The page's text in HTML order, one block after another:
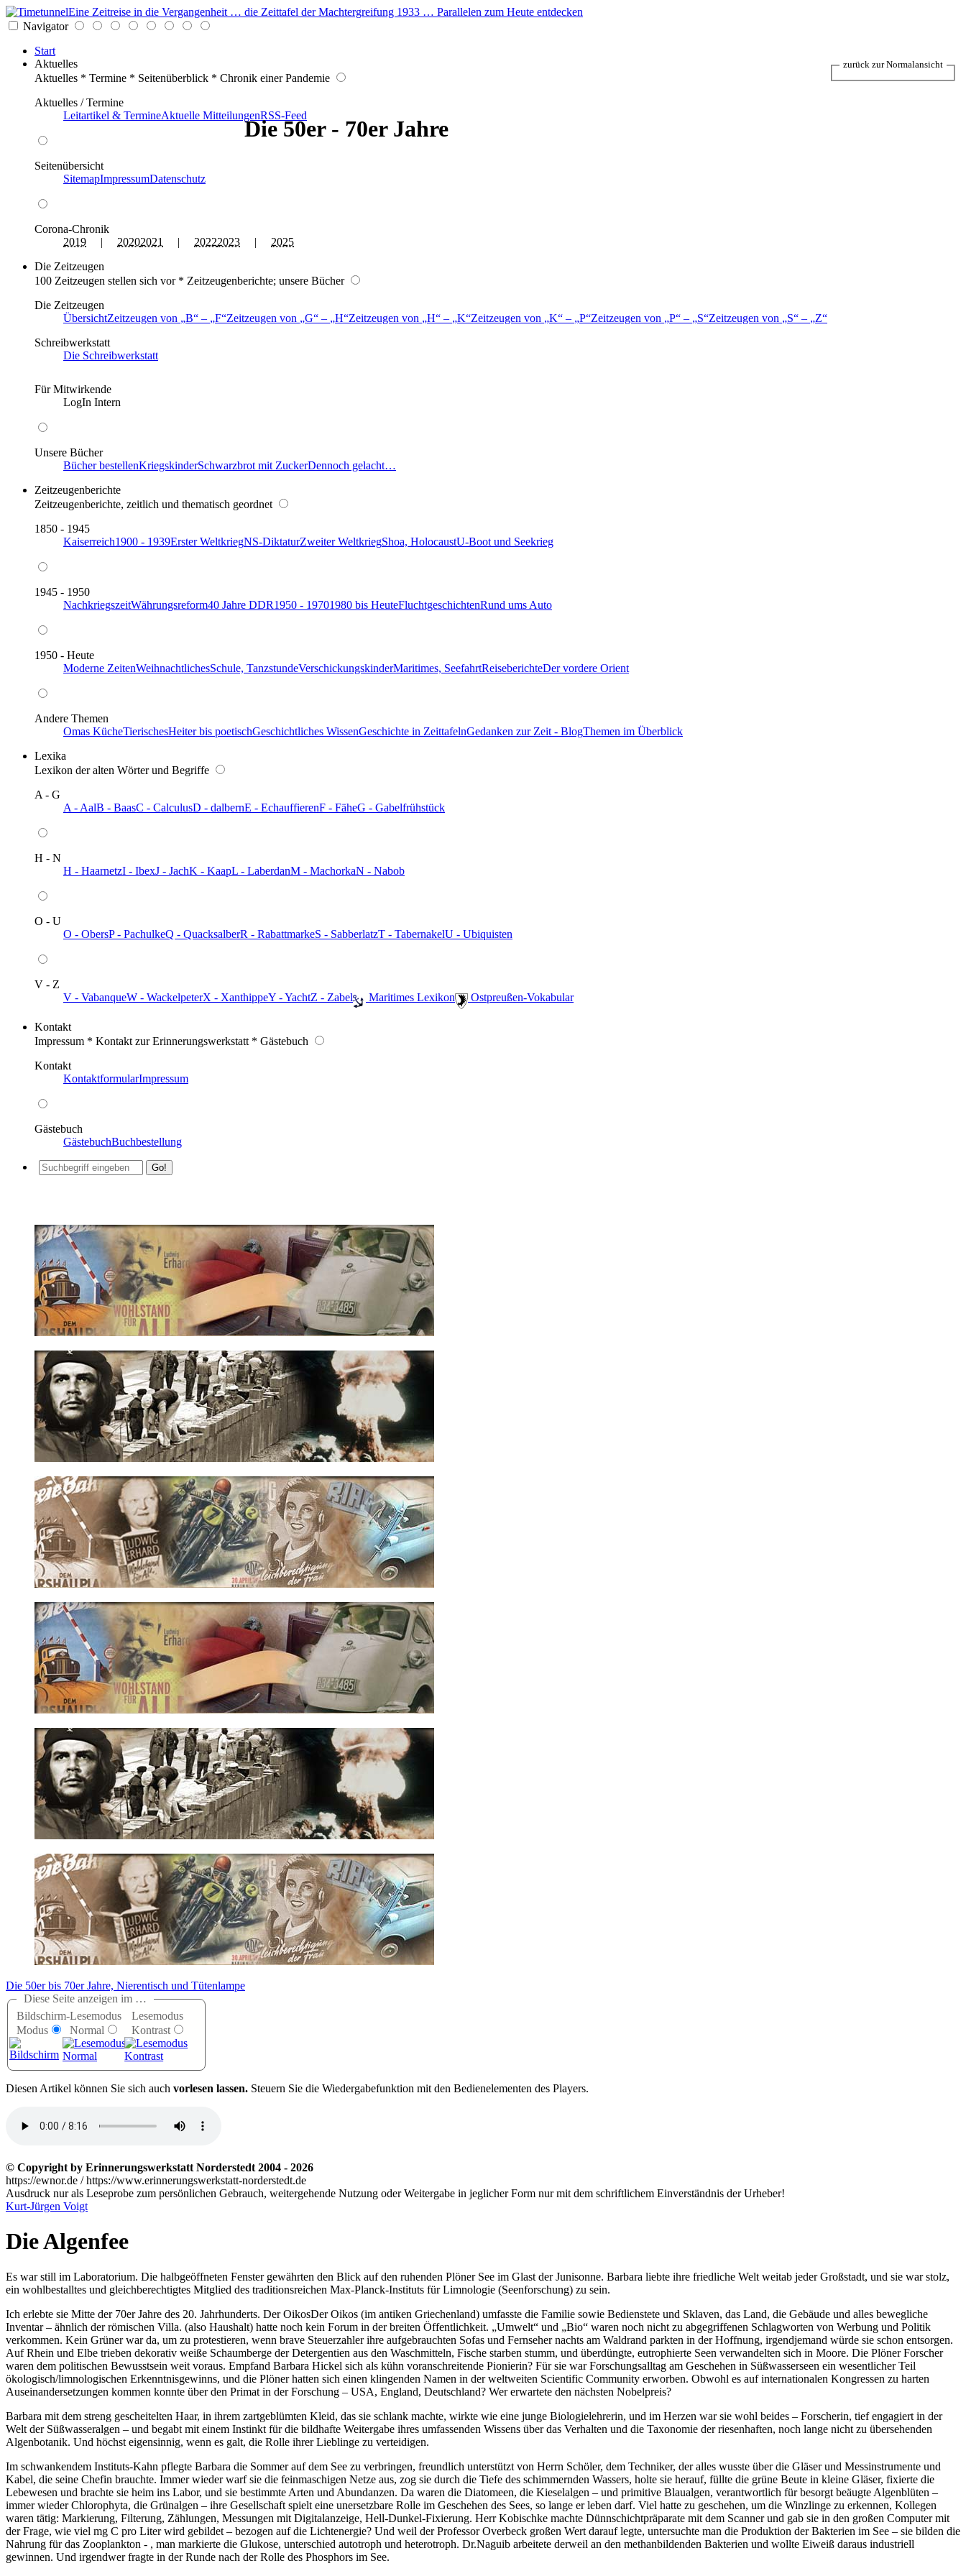
Eine Zeitreise in die Vergangenheit … die Zeittafel der Machtergreifung 1933 … Parallelen zum Heute entdecken
Navigator
Start
Aktuelles
Aktuelles * Termine * Seitenüberblick * Chronik einer Pandemie
Aktuelles / Termine
Leitartikel & TermineAktuelle MitteilungenRSS-Feed
Seitenübersicht
SitemapImpressumDatenschutz
Corona-Chronik
2019 | 20202021 | 20222023 | 2025
Die Zeitzeugen
100 Zeitzeugen stellen sich vor * Zeitzeugenberichte; unsere Bücher
Die Zeitzeugen
ÜbersichtZeitzeugen von B – F Zeitzeugen von G – H Zeitzeugen von H – K Zeitzeugen von K – P Zeitzeugen von P – S Zeitzeugen von S –
Z
Schreibwerkstatt
Die Schreibwerkstatt
Für Mitwirkende
LogIn Intern
Unsere Bücher
Bücher bestellenKriegskinderSchwarzbrot mit ZuckerDennoch gelacht…
Zeitzeugenberichte
Zeitzeugenberichte, zeitlich und thematisch geordnet
1850 - 1945
Kaiserreich1900 - 1939Erster WeltkriegNS-DiktaturZweiter WeltkriegShoa, HolocaustU-Boot und Seekrieg
1945 - 1950
NachkriegszeitWährungsreform40 Jahre DDR1950 - 19701980 bis HeuteFluchtgeschichtenRund ums Auto
1950 - Heute
Moderne ZeitenWeihnachtlichesSchule, TanzstundeVerschickungskinderMaritimes, SeefahrtReiseberichteDer vordere Orient
Andere Themen
Omas KücheTierischesHeiter bis poetischGeschichtliches WissenGeschichte in ZeittafelnGedanken zur Zeit - BlogThemen im Überblick
Lexika
Lexikon der alten Wörter und Begriffe
A - G
A - AalB - BaasC - CalculusD - dalbernE - EchauffierenF - FäheG - Gabelfrühstück
H - N
H - HaarnetzI - IbexJ - JachK - KaapL - LaberdanM - MachorkaN - Nabob
O - U
O - ObersP - PachulkeQ - QuacksalberR - RabattmarkeS - SabberlatzT - TabernakelU - Ubiquisten
V - Z
V - VabanqueW - WackelpeterX - XanthippeY - YachtZ - Zabel ️ Maritimes Lexikon ️ Ostpreußen-Vokabular
Kontakt
Impressum * Kontakt zur Erinnerungswerkstatt * Gästebuch
Kontakt
KontaktformularImpressum
Gästebuch
GästebuchBuchbestellung
Die 50er - 70er Jahre
Die 50er bis 70er Jahre, Nierentisch und Tütenlampe
Diese Seite anzeigen im …
Bildschirm-
Modus
Lesemodus
Normal
Lesemodus
Kontrast
Diesen Artikel können Sie sich auch vorlesen lassen. Steuern Sie die Wiedergabefunktion mit den Bedienelementen des Players.
© Copyright by Erinnerungswerkstatt Norderstedt 2004 - 2026
https://ewnor.de / https://www.erinnerungswerkstatt-norderstedt.de
Ausdruck nur als Leseprobe zum persönlichen Gebrauch, weitergehende Nutzung oder Weitergabe in jeglicher Form nur mit dem schriftlichem Einverständnis der Urheber!
zurück zur Normalansicht
Kurt-Jürgen Voigt
Die Algenfee
Es war still im Laboratorium. Die halbgeöffneten Fenster gewährten den Blick auf den ruhenden Plöner See im Glast der Junisonne. Barbara liebte ihre friedliche Welt weitab jeder Großstadt, und sie war stolz,
ein wohlbestalltes und gleichberechtigtes Mitglied des traditionsreichen Max-Planck-Instituts für Limnologie (Seenforschung) zu sein.
Ich erlebte sie Mitte der 70er Jahre des 20. Jahrhunderts. DerOikosDer Oikos (im antiken Griechenland) umfasste die Familie sowie Bedienstete und Sklaven, das Land, die Gebäude und alles bewegliche
Inventar – ähnlich der römischen Villa. (also Haushalt) hatte noch kein Forum in der breiten Öffentlichkeit. Umwelt und Bio
waren noch nicht zu abgegriffenen Schlagworten von Werbung und Politik
verkommen. Kein Grüner war da, um zu protestieren, wenn brave Steuerzahler ihre aufgebrauchten Sofas und Fernseher nachts am Waldrand parkten in der Hoffnung, irgendjemand würde sie schon entsorgen.
Auf Rhein und Elbe trieben dekorativ weiße Schaumberge der Detergentien aus den Waschmitteln, Fische starben stumm, und überdüngte, eutrophierte Seen verwandelten sich in Moore. Die Plöner Forscher
waren dem politischen Bewusstsein weit voraus. Empfand Barbara Hickel sich als kühn voranschreitende Pionierin? Für sie war Forschungsalltag am Geschehen in Süßwasserseen ein wesentlicher Teil
ökologisch/limnologischen Erkenntnisgewinns, und die Plöner hatten sich einen klingenden Namen in der weltweiten Scientific Community erworben. Obwohl es auf internationalen Kongressen zu harten
Auseinandersetzungen kommen konnte über den Primat in der Forschung – USA, England, Deutschland? Wer erwartete den nächsten Nobelpreis?
Barbara mit dem streng gescheitelten Haar, in ihrem zartgeblümten Kleid, das sie schlank machte, wirkte wie eine junge Biologielehrerin, und im Herzen war sie wohl beides – Forscherin, tief engagiert in der
Welt der Süßwasseralgen – und begabt mit einem Instinkt für die bildhafte Weitergabe ihres umfassenden Wissens über das Verhalten und die Taxonomie der riesenhaften, noch lange nicht zu übersehenden
Algenbotanik. Und höchst eigensinnig, wenn es galt, die Rolle ihrer Lieblinge zu verteidigen.
Im schwankendem Instituts-Kahn pflegte Barbara die Sommer auf dem See zu verbringen, freundlich unterstützt von Herrn Schöler, dem Techniker, der alles wusste über die Gläser und Messinstrumente und
Kabel, die seine Chefin brauchte. Immer wieder warf sie die feinmaschigen Netze aus, zog sie durch die Tiefe des schimmernden Wassers, holte sie herauf, füllte die grüne Beute in kleine Gläser, fixierte die
Lebewesen und brachte sie heim ins Labor, und sie bestimmte Arten und Abundanzen. Da waren die Diatomeen, die Kieselalgen – und primitive Blaualgen, verantwortlich für besorgt beäugte Algenblüten –
immer wieder Chlorophyta, die Grünalgen – ihre Gesellschaft spielt eine unersetzbare Rolle im Geschehen des Sees, so lange er leben darf. Viel hatte zu geschehen, um die Winzlinge zu erkennen, Kollegen
waren tätig: Markierung, Filterung, Zählungen, Messungen mit Digitalanzeige, Hell-Dunkel-Fixierung. Herr Kobischke machte Dünnschichtpräparate mit dem Scanner und gab sie in den großen Computer mit
der Frage, wie viel mg C pro Liter wird gebildet – bezogen auf die Lichtenergie? Und weil der Professor Overbeck großen Wert darauf legte, untersuchte man die Produktion der Bakterien im See – sie bilden die
Nahrung für das Zooplankton - , man markierte die Glukose, unterschied autotroph und heterotroph. Dr.Naguib arbeitete derweil an den methanbildenden Bakterien und wollte Eiweiß daraus industriell
gewinnen. Und irgendwer fragte in der Runde nach der Rolle des Phosphors im See.